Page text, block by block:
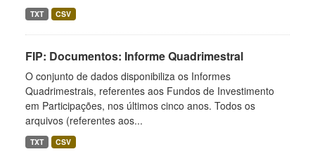
TXT CSV
FIP: Documentos: Informe Quadrimestral
O conjunto de dados disponibiliza os Informes
Quadrimestrais, referentes aos Fundos de Investimento
em Participações, nos últimos cinco anos. Todos os
arquivos (referentes aos...
TXT CSV